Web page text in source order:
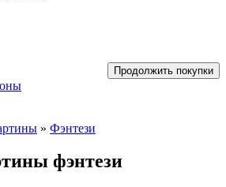
Продолжить покупки
» Фэнтези
фэнтези